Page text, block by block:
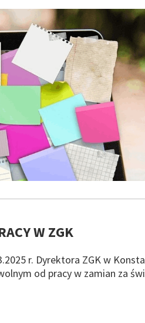
W ZGK
r. Dyrektora ZGK w
od pracy w zamian za